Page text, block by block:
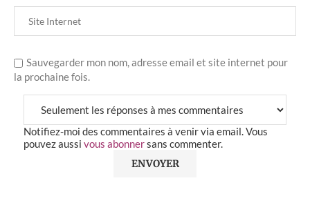
Sauvegarder mon nom, adresse email et site internet pour
la prochaine fois.
Notifiez-moi des commentaires à venir via email. Vous
pouvez aussi vous abonnersans commenter.